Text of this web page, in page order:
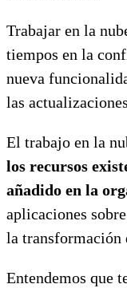
Trabajar en la
tiempos en la
nueva
las
El trabajo en la
los recursos
añadido en la
aplicaciones
la transformación
Entendemos que